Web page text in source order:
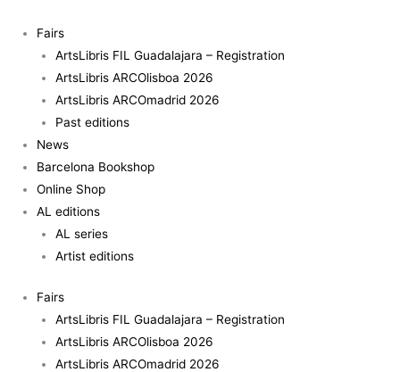
content
Fairs
ArtsLibris FIL Guadalajara – Registration
ArtsLibris ARCOlisboa 2026
ArtsLibris ARCOmadrid 2026
Past editions
News
Barcelona Bookshop
Online Shop
AL editions
AL series
Artist editions
Fairs
ArtsLibris FIL Guadalajara – Registration
ArtsLibris ARCOlisboa 2026
ArtsLibris ARCOmadrid 2026